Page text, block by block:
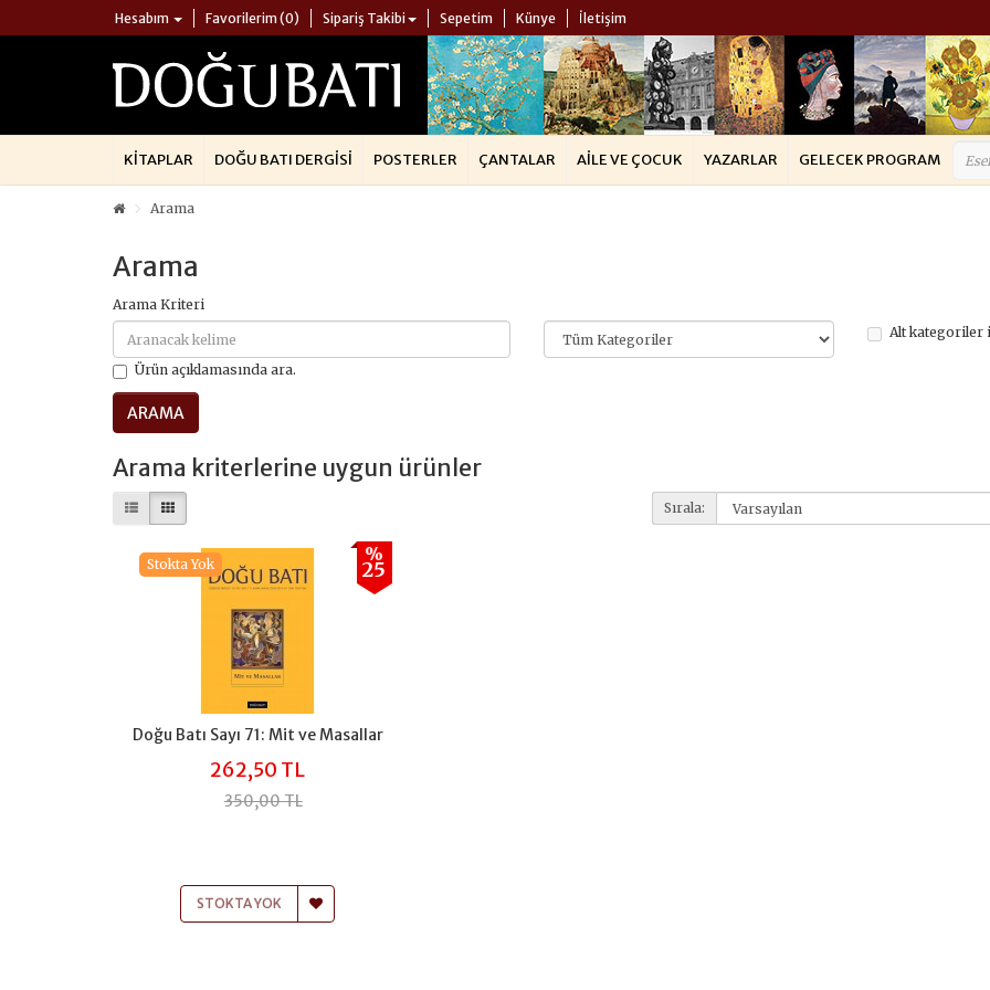
Hesabım Favorilerim (0) Sipariş Takibi Sepetim Künye İletişim
KITAPLAR DOĞU BATI DERGISI POSTERLER ÇANTALAR AILE VE ÇOCUK YAZARLAR GELECEK PROGRAM
Arama
Arama
Arama Kriteri
Alt kategoriler
Ürün açıklamasında ara.
Arama kriterlerine uygun ürünler
Sırala:
%
25
Stokta Yok
Doğu Batı Sayı 71: Mit ve Masallar
262,50 TL
350,00 TL
STOKTA YOK